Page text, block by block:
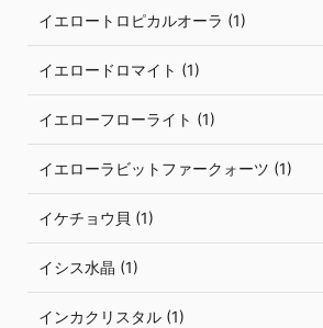
イエロートロピカルオーラ (1)
イエロードロマイト (1)
イエローフローライト (1)
イエローラビットファークォーツ (1)
イケチョウ貝 (1)
イシス水晶 (1)
インカクリスタル (1)